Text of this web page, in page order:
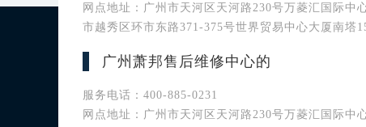
网点地址：广州市天河区天河路230号万菱汇国际中
市越秀区环市东路371-375号世界贸易中心大厦南塔
广州萧邦售后维修中心的
服务电话：400-885-0231
网点地址：广州市天河区天河路230号万菱汇国际中